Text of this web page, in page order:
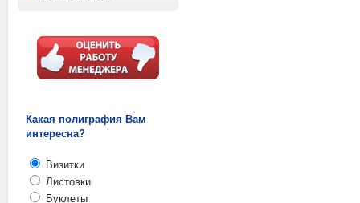
Какая полиграфия Вам
интересна?
Визитки
Листовки
Буклеты